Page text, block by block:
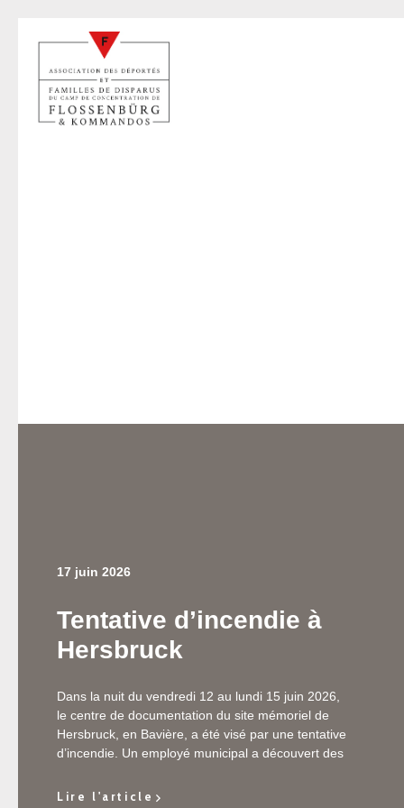
17 juin 2026
Tentative d’incendie à
Hersbruck
Dans la nuit du vendredi 12 au lundi 15 juin 2026,
le centre de documentation du site mémoriel de
Hersbruck, en Bavière, a été visé par une tentative
d’incendie. Un employé municipal a découvert des
des objets ayant servi à essayer d’allumer un feu,
Lire l'article